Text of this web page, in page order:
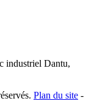
industriel Dantu,
Plan du site -